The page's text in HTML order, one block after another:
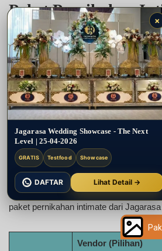
Paket Pernikahan
Pondok Aren –
paket pernikahan Pondok Aren
Ingin mengadakan pernikahan intimate,
menentukan wedding package yang
pernikahan intimate di Pondok Aren –
wedding yang bisa menjadi referensi
wedding identik dengan acara yang
minim dari resepsi pernikahan
kalian tidak bisa menciptakan
paket pernikahan intimate dari
Vendor (Pilihan)
×
Jagarasa Wedding Showcase - The Next
Level | 25-04-2026
GRATIS Testfood Showcase
DAFTAR Lihat Detail →